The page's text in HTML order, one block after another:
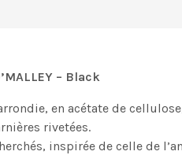
– Black
en acétate de
rivetées.
inspirée de celle de